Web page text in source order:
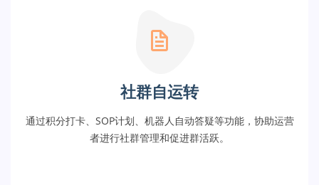
社群自运转
通过积分打卡、SOP计划、机器人自动答疑等功能，协助运营
者进行社群管理和促进群活跃。